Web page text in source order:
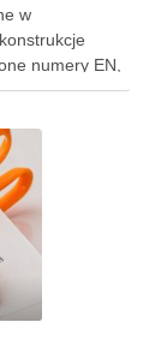
w
numery EN,
określić ich